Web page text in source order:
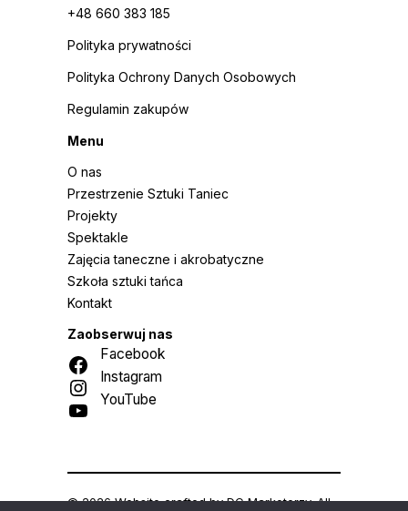
+48 660 383 185
Polityka prywatności
Polityka Ochrony Danych Osobowych
Regulamin zakupów
Menu
O nas
Przestrzenie Sztuki Taniec
Projekty
Spektakle
Zajęcia taneczne i akrobatyczne
Szkoła sztuki tańca
Kontakt
Zaobserwuj nas
Facebook
Instagram
YouTube
© 2026 Website crafted byDC Marketerzy. All